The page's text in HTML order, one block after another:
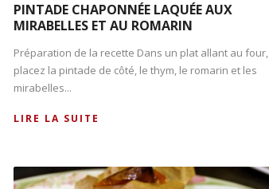
PINTADE CHAPONNÉE LAQUÉE AUX
MIRABELLES ET AU ROMARIN
Préparation de la recette Dans un plat allant au four,
placez la pintade de côté, le thym, le romarin et les
mirabelles...
LIRE LA SUITE